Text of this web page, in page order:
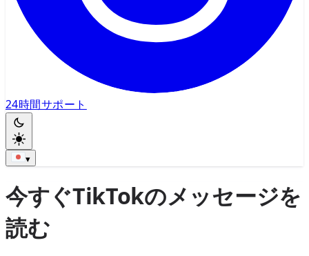
24時間サポート
▾
今すぐTikTokのメッセージを
読む